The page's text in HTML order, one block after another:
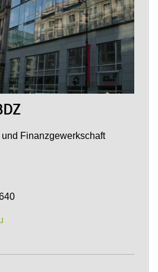
Finanzgewerkschaft